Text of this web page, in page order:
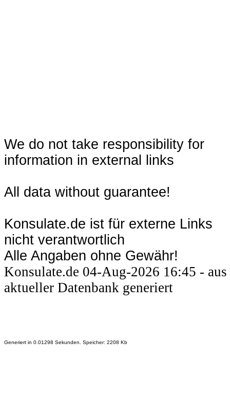
We do not take responsibility for
information in external links
All data without guarantee!
Konsulate.de ist für externe Links
nicht verantwortlich
Alle Angaben ohne Gewähr!
Konsulate.de 04-Aug-2026 16:45 - aus
aktueller Datenbank generiert
Generiert in 0.01298 Sekunden. Speicher: 2208 Kb